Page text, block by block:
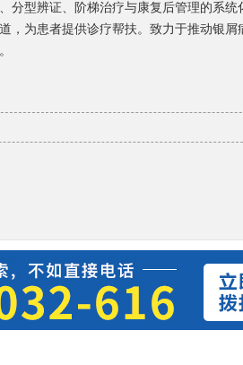
分型辨证、阶梯治疗与康复后管理的系统
，为患者提供诊疗帮扶。致力于推动银屑